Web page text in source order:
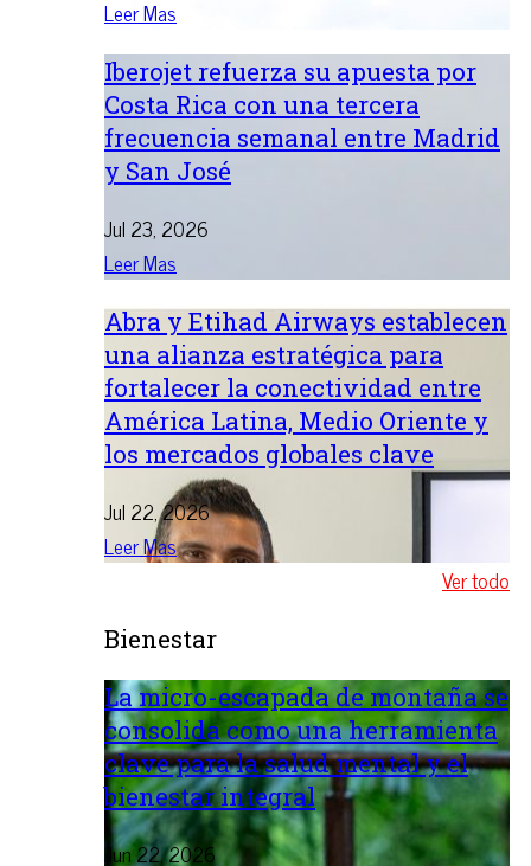
Leer Mas
Iberojet refuerza su apuesta por
Costa Rica con una tercera
frecuencia semanal entre Madrid
y San José
Jul 23, 2026
Leer Mas
Abra y Etihad Airways establecen
una alianza estratégica para
fortalecer la conectividad entre
América Latina, Medio Oriente y
los mercados globales clave
Jul 22, 2026
Leer Mas
Ver todo
Bienestar
La micro-escapada de montaña se
consolida como una herramienta
clave para la salud mental y el
bienestar integral
Jun 22, 2026